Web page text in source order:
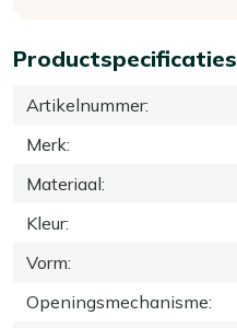
Productspecificaties
Artikelnummer:
Merk:
Materiaal:
Kleur:
Vorm:
Openingsmechanisme: